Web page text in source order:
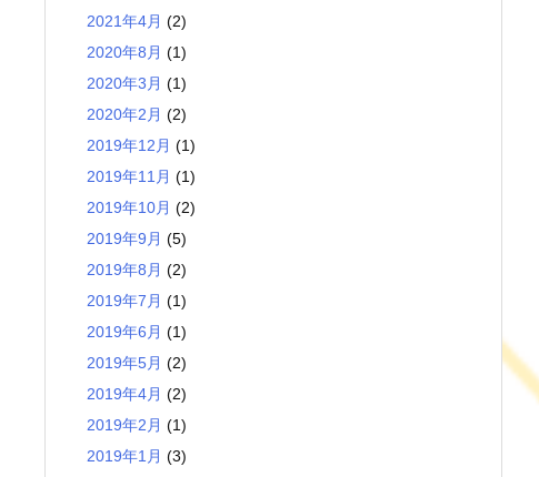
2021年4月 (2)
2020年8月 (1)
2020年3月 (1)
2020年2月 (2)
2019年12月 (1)
2019年11月 (1)
2019年10月 (2)
2019年9月 (5)
2019年8月 (2)
2019年7月 (1)
2019年6月 (1)
2019年5月 (2)
2019年4月 (2)
2019年2月 (1)
2019年1月 (3)